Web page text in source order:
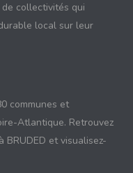
collectivités qui
local sur leur
communes et
Atlantique. Retrouvez
et visualisez-